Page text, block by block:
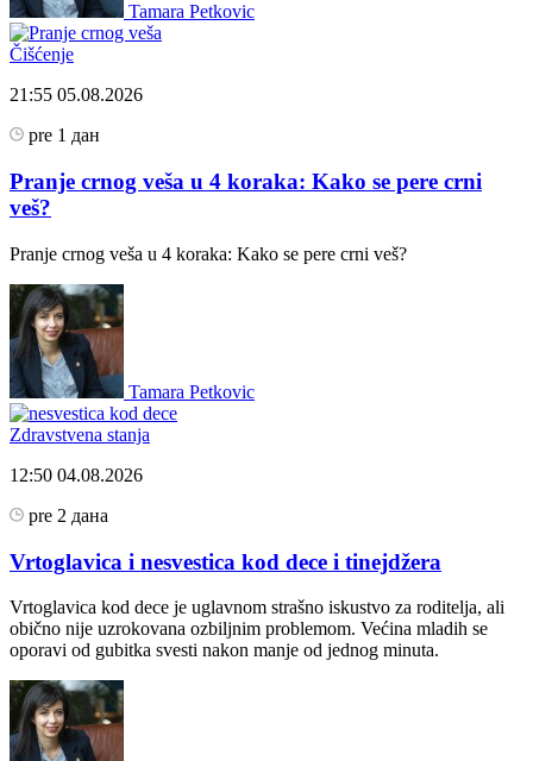
Tamara Petkovic
Čišćenje
21:55 05.08.2026
pre 1 дан
Pranje crnog veša u 4 koraka: Kako se pere crni
veš?
Pranje crnog veša u 4 koraka: Kako se pere crni veš?
Tamara Petkovic
Zdravstvena stanja
12:50 04.08.2026
pre 2 дана
Vrtoglavica i nesvestica kod dece i tinejdžera
Vrtoglavica kod dece je uglavnom strašno iskustvo za roditelja, ali
obično nije uzrokovana ozbiljnim problemom. Većina mladih se
oporavi od gubitka svesti nakon manje od jednog minuta.